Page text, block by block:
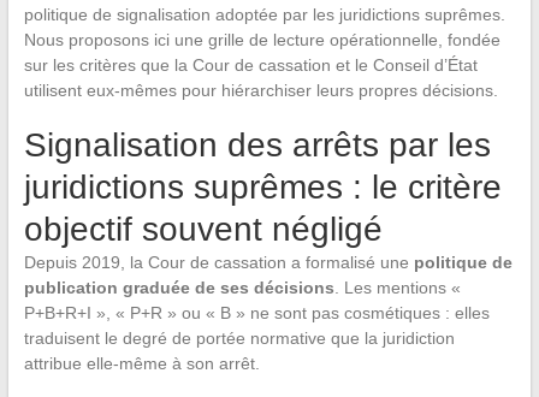
politique de signalisation adoptée par les juridictions suprêmes.
Nous proposons ici une grille de lecture opérationnelle, fondée
sur les critères que la Cour de cassation et le Conseil d’État
utilisent eux-mêmes pour hiérarchiser leurs propres décisions.
Signalisation des arrêts par les
juridictions suprêmes : le critère
objectif souvent négligé
Depuis 2019, la Cour de cassation a formalisé une politique de
publication graduée de ses décisions . Les mentions «
P+B+R+I », « P+R » ou « B » ne sont pas cosmétiques : elles
traduisent le degré de portée normative que la juridiction
attribue elle-même à son arrêt.